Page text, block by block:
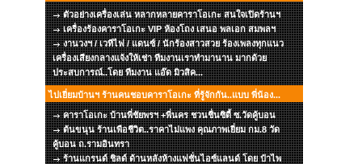
ตัวอย่างเครื่องเล่น หลากหลายคาราโอเกะ สนใจเปิดร้านฯ
เครื่องร้องคาราโอเกะ VIP ห้องโถง เสนอ พลเอก สมพลฯ
งานวงฯ / เวทีไฟ / แดนซ์ / นักร้องสาวสวย ร้องเพลงทุกแนว
เครื่องเสียงกลางแจ้งให้เช่า ทีมงานเราทำมานาน มากด้วย
ประสบการณ์..โดย ทีมงาน แอ๊ด มิวสิค...
ไปเยี่ยมบ้านฯ ร้านคนชอบคาราโอเกะ ที่รู้จักกัน..แบบ พี่น้อง...
คาราโอเกะ บ้านพี่ชัยพรฯ +พี่นคร ชวนชื่นซิตี้ ซ.วัดคู้บอน
ต้นขนุน ร้านเพือชีวิต..ราคาไม่แพง คุณภาพเยี่ยม กม.8 วัด
คู้บอน ถ.รามอินทรา
ร้านแกรนด์ ชิลด์ ด้านหลังห้างแฟชั่นไอซ์แลนด์ โดย ป๋าไพ